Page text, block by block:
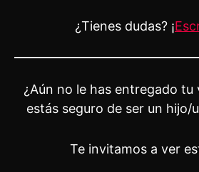
¿Tienes dudas? ¡
¿Aún no le has entregado tu
estás seguro de ser un hijo/
Te invitamos a ver